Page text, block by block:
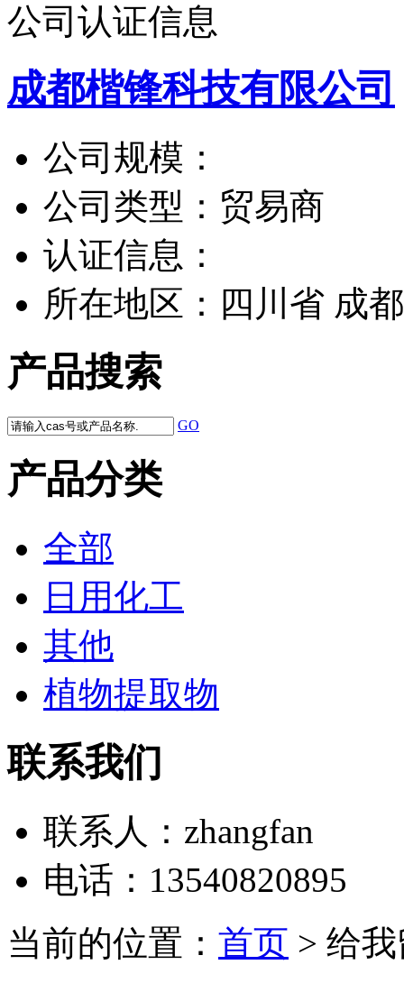
公司认证信息
成都楷锋科技有限公司
公司规模：
公司类型： 贸易商
认证信息：
所在地区： 四川省 成都
产品搜索
GO
产品分类
全部
日用化工
其他
植物提取物
联系我们
联系人： zhangfan
电话： 13540820895
当前的位置： 首页 > 给